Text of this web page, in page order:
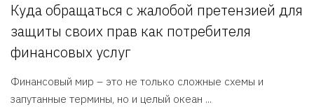
Куда обращаться с жалобой претензией для
защиты своих прав как потребителя
финансовых услуг
Финансовый мир – это не только сложные схемы и
запутанные термины, но и целый океан ...